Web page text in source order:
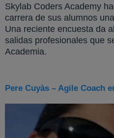
Skylab Coders Academy
carrera de sus alumnos
Una reciente encuesta da
salidas profesionales que
Academia.
Pere Cuyàs – Agile Coach